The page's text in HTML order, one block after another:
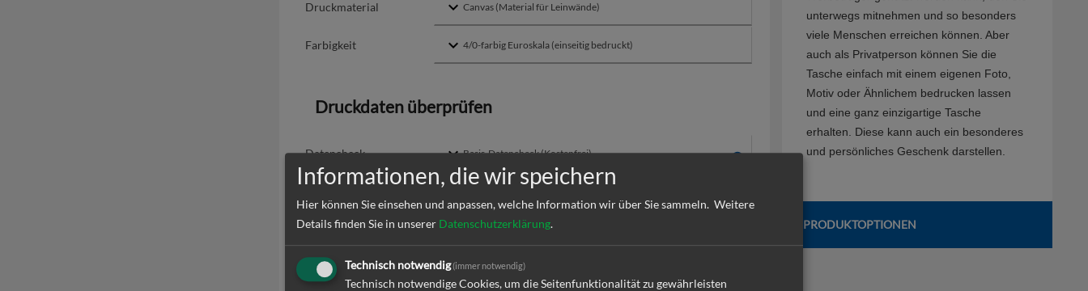
Druckmaterial
Farbigkeit
Druckdaten überprüfen
Datencheck
Produktion und Versand
Lieferzeit
unterwegs mitnehmen und so besonders
viele Menschen erreichen können. Aber
auch als Privatperson können Sie die
Tasche einfach mit einem eigenen Foto,
Motiv oder Ähnlichem bedrucken lassen
und eine ganz einzigartige Tasche
erhalten. Diese kann auch ein besonderes
und persönliches Geschenk darstellen.
PRODUKTOPTIONEN
Informationen, die wir speichern
Hier können Sie einsehen und anpassen, welche Information wir über Sie sammeln. Weitere
Details finden Sie in unserer Datenschutzerklärung.
Technisch notwendig(immer notwendig)
Technisch notwendige Cookies, um die Seitenfunktionalität zu gewährleisten